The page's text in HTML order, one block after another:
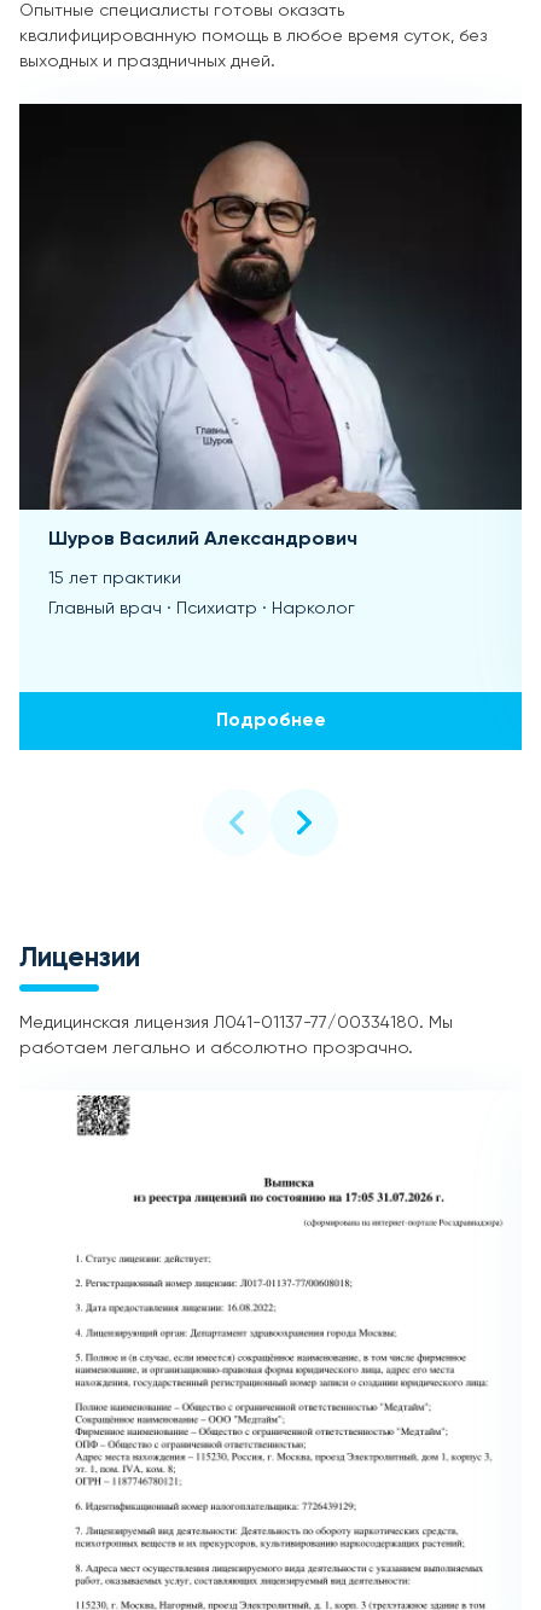
Опытные специалисты готовы оказать
квалифицированную помощь в любое время суток, без
выходных и праздничных дней.
Шуров Василий Александрович
15 лет практики
Главный врач · Психиатр · Нарколог
Подробнее
Лицензии
Медицинская лицензия Л041-01137-77/00334180. Мы
работаем легально и абсолютно прозрачно.